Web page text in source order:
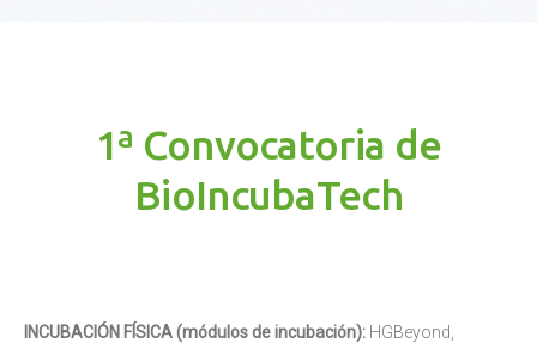
1ª Convocatoria de
BioIncubaTech
INCUBACIÓN FÍSICA (módulos de incubación): HGBeyond,